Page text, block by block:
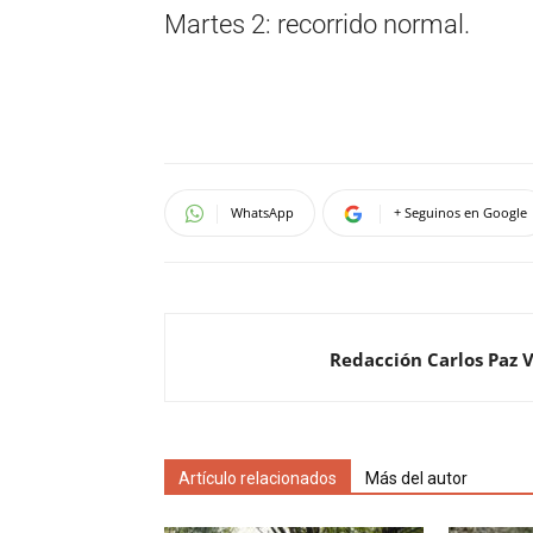
Martes 2: recorrido normal.
WhatsApp + Seguinos en Google
Redacción Carlos Paz
Artículo relacionados Más del autor